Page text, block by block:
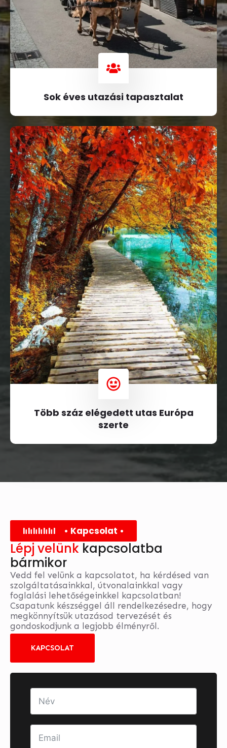
Sok éves utazási tapasztalat
Több száz elégedett utas Európa
szerte
• Kapcsolat •
Lépj velünk kapcsolatba
bármikor
Vedd fel velünk a kapcsolatot, ha kérdésed van
szolgáltatásainkkal, útvonalainkkal vagy
foglalási lehetőségeinkkel kapcsolatban!
Csapatunk készséggel áll rendelkezésedre, hogy
megkönnyítsük utazásod tervezését és
gondoskodjunk a legjobb élményről.
KAPCSOLAT